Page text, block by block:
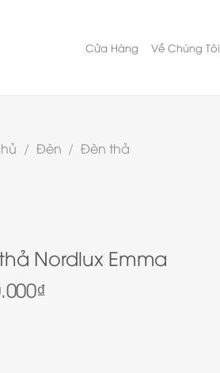
Cửa Hàng Về Chúng Tôi
/ Đèn / Đèn thả
Nordlux Emma
₫